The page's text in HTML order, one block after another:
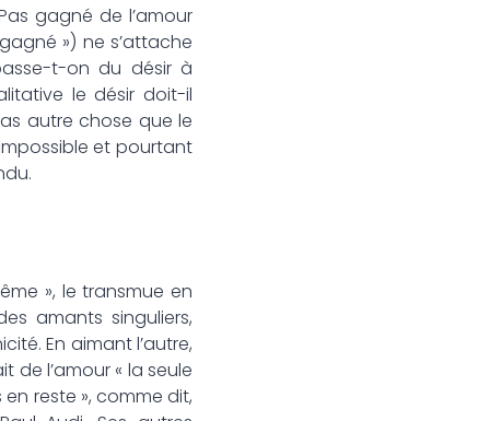
gagné de l’amour
») ne s’attache
t-on du désir à
le désir doit-il
autre chose que le
et pourtant
», le transmue en
amants singuliers,
En aimant l’autre,
de l’amour « la seule
reste », comme dit,